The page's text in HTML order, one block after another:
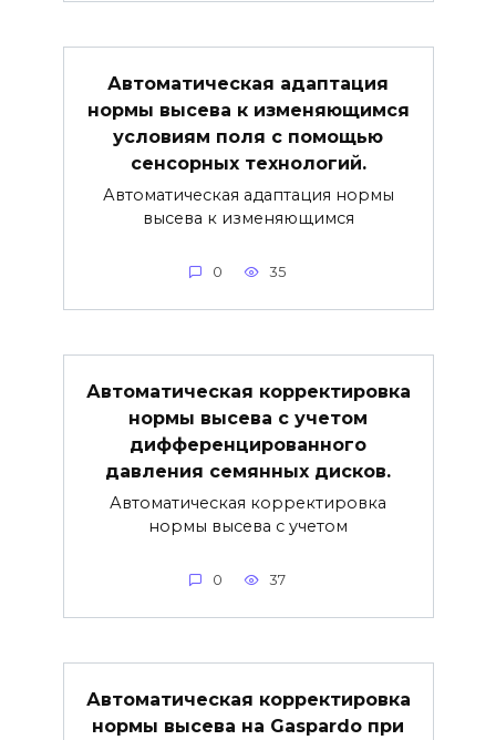
Автоматическая адаптация
нормы высева к изменяющимся
условиям поля с помощью
сенсорных технологий.
Автоматическая адаптация нормы
высева к изменяющимся
0 35
Автоматическая корректировка
нормы высева с учетом
дифференцированного
давления семянных дисков.
Автоматическая корректировка
нормы высева с учетом
0 37
Автоматическая корректировка
нормы высева на Gaspardo при